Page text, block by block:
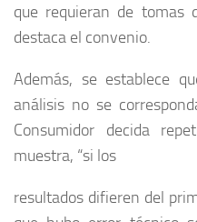
que requieran de tomas
destaca el convenio.
Además, se establece
análisis no se
Consumidor decida
muestra, “si los
resultados difieren del